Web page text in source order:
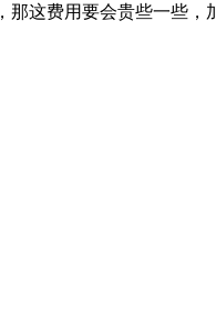
这费用要会贵些一些